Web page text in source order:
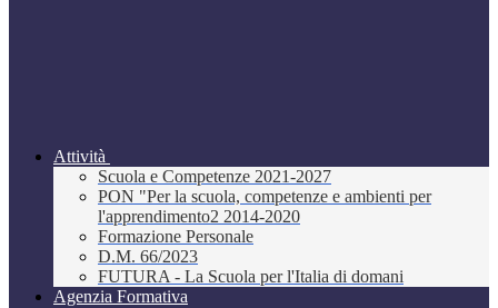
Attività
Scuola e Competenze 2021-2027
PON "Per la scuola, competenze e ambienti per
l'apprendimento2 2014-2020
Formazione Personale
D.M. 66/2023
FUTURA - La Scuola per l'Italia di domani
Agenzia Formativa